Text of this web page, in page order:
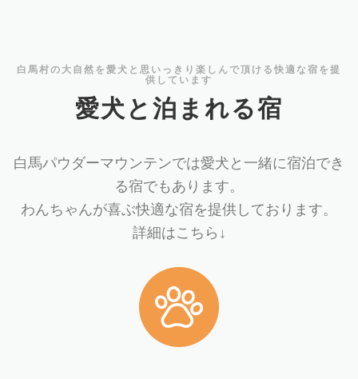
白馬村の大自然を愛犬と思いっきり楽しんで頂ける快適な宿を提
供しています
愛犬と泊まれる宿
白馬パウダーマウンテンでは愛犬と一緒に宿泊でき
る宿でもあります。
わんちゃんが喜ぶ快適な宿を提供しております。
詳細はこちら↓